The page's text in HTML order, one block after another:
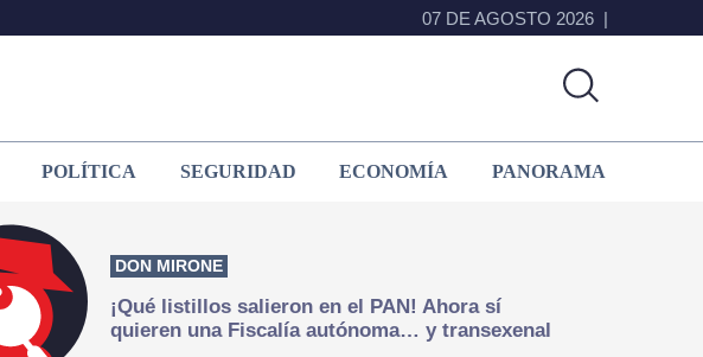
07 DE AGOSTO 2026
POLÍTICA SEGURIDAD ECONOMÍA PANORAMA
DON MIRONE
¡Qué listillos salieron en el PAN! Ahora sí
quieren una Fiscalía autónoma… y transexenal